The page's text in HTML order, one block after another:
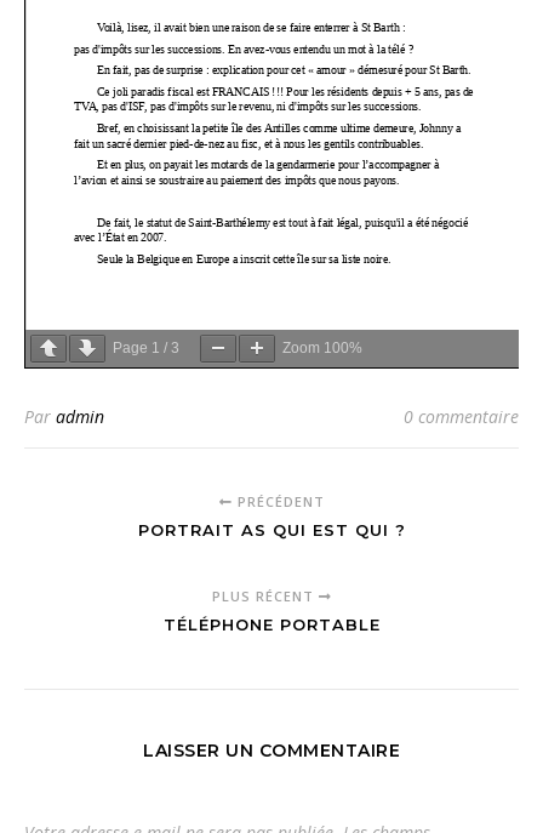
Page 1 / 3 Zoom 100%
Par admin 0 commentaire
PRÉCÉDENT
PORTRAIT AS QUI EST QUI ?
PLUS RÉCENT
TÉLÉPHONE PORTABLE
LAISSER UN COMMENTAIRE